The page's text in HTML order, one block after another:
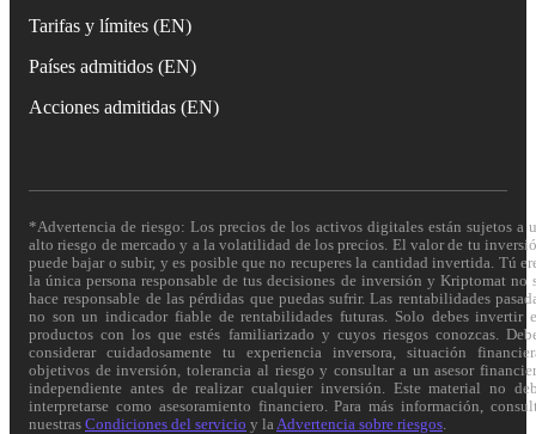
Tarifas y límites (EN)
Países admitidos (EN)
Acciones admitidas (EN)
*Advertencia de riesgo: Los precios de los activos digitales están sujetos a
alto riesgo de mercado y a la volatilidad de los precios. El valor de tu
puede bajar o subir, y es posible que no recuperes la cantidad invertida. Tú
la única persona responsable de tus decisiones de inversión y Kriptomat no
hace responsable de las pérdidas que puedas sufrir. Las rentabilidades
no son un indicador fiable de rentabilidades futuras. Solo debes invertir
productos con los que estés familiarizado y cuyos riesgos conozcas.
considerar cuidadosamente tu experiencia inversora, situación
objetivos de inversión, tolerancia al riesgo y consultar a un asesor
independiente antes de realizar cualquier inversión. Este material no
interpretarse como asesoramiento financiero. Para más información,
nuestras Condiciones del servicio y la Advertencia sobre riesgos